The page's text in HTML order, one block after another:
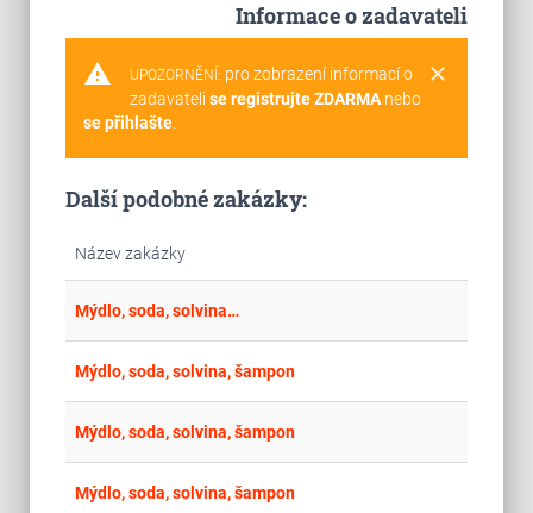
Informace o zadavateli
warning clear
UPOZORNĚNÍ: pro zobrazení informací o
zadavateli se registrujte ZDARMAnebo
se přihlašte.
Další podobné zakázky:
Název zakázky
Mýdlo, soda, solvina…
Mýdlo, soda, solvina, šampon
Mýdlo, soda, solvina, šampon
Mýdlo, soda, solvina, šampon